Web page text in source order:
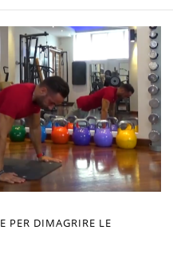
PER DIMAGRIRE LE